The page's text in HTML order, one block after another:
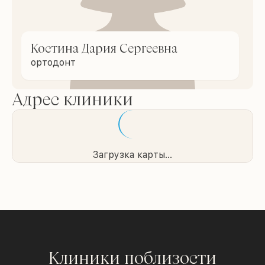
Костина Дария Сергеевна
ортодонт
Адрес клиники
Загрузка карты...
Клиники поблизости